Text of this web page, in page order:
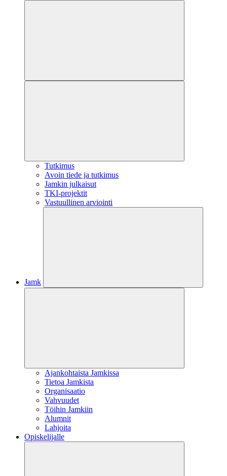
Tutkimus
Avoin tiede ja tutkimus
Jamkin julkaisut
TKI-projektit
Vastuullinen arviointi
Jamk
Ajankohtaista Jamkissa
Tietoa Jamkista
Organisaatio
Vahvuudet
Töihin Jamkiin
Alumnit
Lahjoita
Opiskelijalle